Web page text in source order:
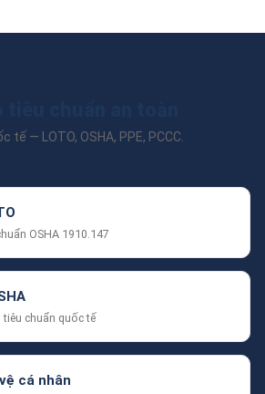
— LOTO, OSHA, PPE, PCCC.
OSHA 1910.147
chuẩn quốc tế
cá nhân